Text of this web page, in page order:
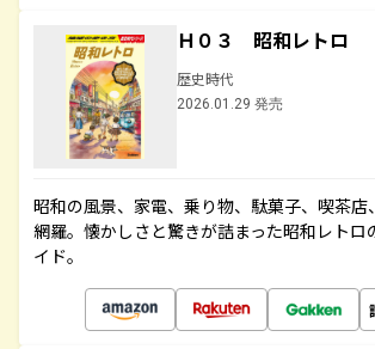
Ｈ０３ 昭和レトロ
歴史時代
2026.01.29 発売
昭和の風景、家電、乗り物、駄菓子、喫茶店
網羅。懐かしさと驚きが詰まった昭和レトロ
イド。